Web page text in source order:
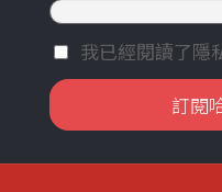
我已經閱讀了隱